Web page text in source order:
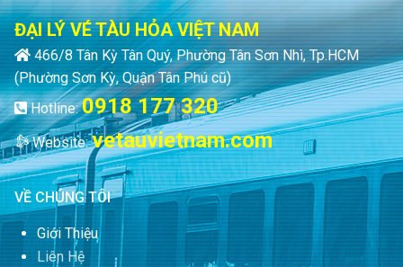
ĐẠI LÝ VÉ TÀU HỎA VIỆT NAM
466/8 Tân Kỳ Tân Quý, Phường Tân Sơn Nhì, Tp.HCM
(Phường Sơn Kỳ, Quận Tân Phú cũ)
Hotline:0918 177 320
Website:vetauvietnam.com
VỀ CHÚNG TÔI
Giới Thiệu
Liên Hệ